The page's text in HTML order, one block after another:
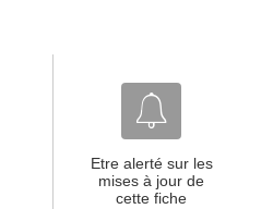
Etre alerté sur les
mises à jour de
cette fiche